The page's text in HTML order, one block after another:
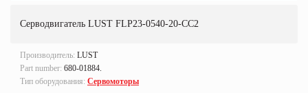
Серводвигатель LUST FLP23-0540-20-CC2
Производитель: LUST
Part number: 680-01884.
Тип оборудования: Сервомоторы